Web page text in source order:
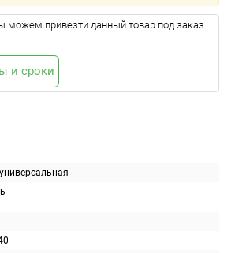
можем привезти данный товар под заказ.
и сроки